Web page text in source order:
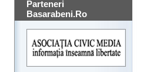
Parteneri
Basarabeni.Ro